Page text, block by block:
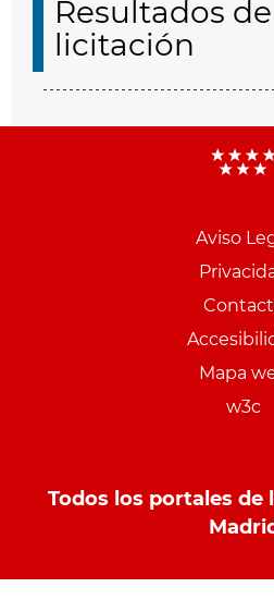
Resultados
licitación
Aviso
Mapa
w3c
Todos los portales de